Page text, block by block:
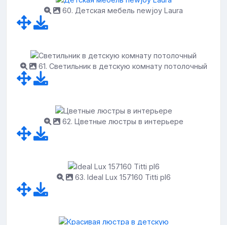
60. Детская мебель newjoy Laura
61. Светильник в детскую комнату потолочный
62. Цветные люстры в интерьере
63. Ideal Lux 157160 Titti pl6